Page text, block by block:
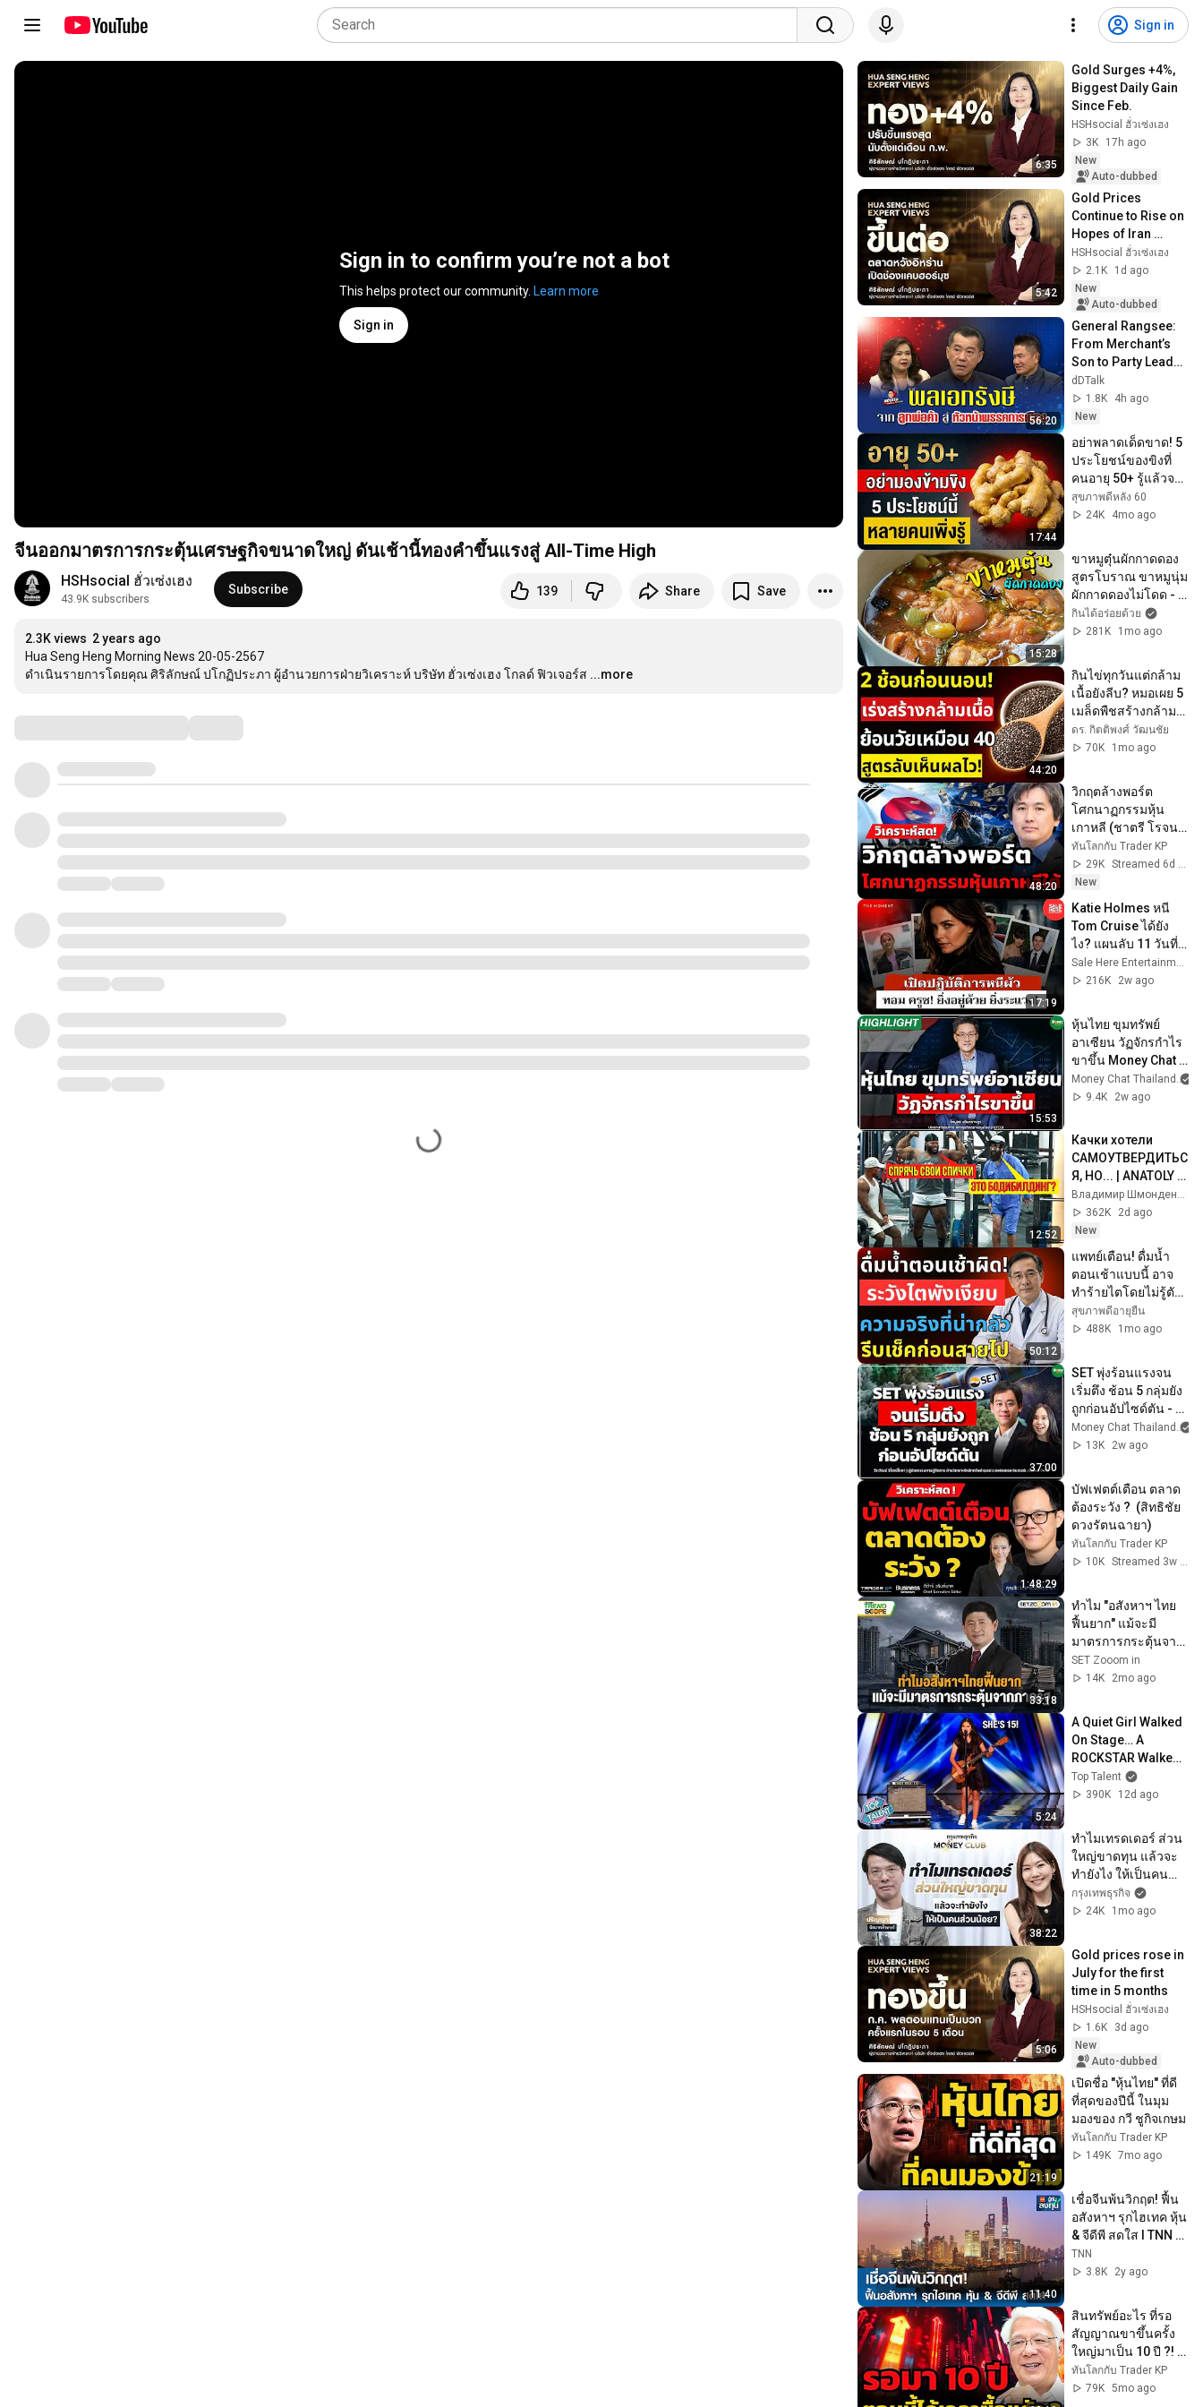
Sign in
Sign in to confirm you’re not a bot
This helps protect our community. Learn more
Sign in
จีนออกมาตรการกระตุ้นเศรษฐกิจขนาดใหญ่ ดันเช้านี้ทองคำขึ้นแรงสู่ All-Time High
HSHsocial ฮั่วเซ่งเฮง
43.9K subscribers
Subscribe 139 Share Save
2.3K views 2 years ago
Hua Seng Heng Morning News 20-05-2567
ดำเนินรายการโดยคุณ ศิริลักษณ์ ปโกฏิประภา ผู้อำนวยการฝ่ายวิเคราะห์ บริษัท ฮั่วเซ่งเฮง โกลด์ ฟิวเจอร์ส ...more
6:35
Gold Surges +4%,
Biggest Daily Gain
Since Feb.
HSHsocial ฮั่วเซ่งเฮง
3K
17h ago
New
Auto-dubbed
5:42
Gold Prices
Continue to Rise on
Hopes of Iran
Opening the Strait
of Hormuz
HSHsocial ฮั่วเซ่งเฮง
2.1K
1d ago
New
Auto-dubbed
56:20
General Rangsee:
From Merchant’s
Son to Party Leader
| Taemtor Special
EP. 28
dDTalk
1.8K
4h ago
New
17:44
อย่าพลาดเด็ดขาด! 5
ประโยชน์ของขิงที่
คนอายุ 50+ รู้แล้วจะ
เสียใจที่รู้ช้า
สุขภาพดีหลัง 60
24K
4mo ago
15:28
ขาหมูตุ๋นผักกาดดอง
สูตรโบราณ ขาหมูนุ่ม
ผักกาดดองไม่โดด -
Stewed Pork Leg l
กินได้อร่อยด้วย
กินได้อร่อยด้วย
281K
1mo ago
44:20
กินไข่ทุกวันแต่กล้าม
เนื้อยังลีบ? หมอเผย 5
เมล็ดพืชสร้างกล้าม
เนื้อ ดีกว่าไข่ ผู้สูงอายุ
ต้องรู้ด่วน
ดร. กิตติพงศ์ วัฒนชัย
70K
1mo ago
48:20
วิกฤตล้างพอร์ต
โศกนาฏกรรมหุ้น
เกาหลี (ชาตรี โรจน
อาภา)
ทันโลกกับ Trader KP
29K
New
17:19
Katie Holmes หนี
Tom Cruise ได้ยัง
ไง? แผนลับ 11 วันที่
โลกช็อก : The
Moment
216K
2w ago
15:53
หุ้นไทย ขุมทรัพย์
อาเซียน วัฏจักรกำไร
ขาขึ้น Money Chat I
ไพบูลย์ นลินทรางกูรMoney Chat Thailand
9.4K
2w ago
12:52
Качки хотели
САМОУТВЕРДИТЬС
Я, НО... | ANATOLY
Gym Prank
Владимир Шмонденко
362K
2d ago
New
50:12
แพทย์เตือน! ดื่มน้ำ
ตอนเช้าแบบนี้ อาจ
ทำร้ายไตโดยไม่รู้ตัว
ผู้สูงวัยต้องระวัง |
สุขภาพดีอายุยืน
สุขภาพดีอายุยืน
488K
1mo ago
37:00
SET พุ่งร้อนแรงจน
เริ่มตึง ช้อน 5 กลุ่มยัง
ถูกก่อนอัปไซด์ตัน -
Money chat | วีระ
วัฒน์ วิโรจน์โภคา
Money Chat Thailand
13K
2w ago
1:48:29
บัฟเฟตต์เตือน ตลาด
ต้องระวัง ?  (สิทธิชัย
ดวงรัตนฉายา)
ทันโลกกับ Trader KP
10K
Streamed 3w ago
33:18
ทำไม "อสังหาฯ ไทย
ฟื้นยาก" แม้จะมี
มาตรการกระตุ้นจาก
ภาครัฐ | Industry
Trend Scope
SET Zooom in
14K
2mo ago
5:24
A Quiet Girl Walked
On Stage… A
ROCKSTAR Walked
Off!
Top Talent
390K
12d ago
38:22
ทำไมเทรดเดอร์ ส่วน
ใหญ่ขาดทุน แล้วจะ
ทำยังไง ให้เป็นคน
ส่วนน้อย? | Money
Club
กรุงเทพธุรกิจ
24K
1mo ago
5:06
Gold prices rose in
July for the first
time in 5 months
HSHsocial ฮั่วเซ่งเฮง
1.6K
3d ago
New
Auto-dubbed
21:19
เปิดชื่อ "หุ้นไทย" ที่ดี
ที่สุดของปีนี้ ในมุม
มองของ กวี ชูกิจเกษม
ทันโลกกับ Trader KP
149K 7mo ago
11:40
เชื่อจีนพ้นวิกฤต! ฟื้น
อสังหาฯ รุกไฮเทค หุ้น
& จีดีพี สดใส I TNN
รู้ทันลงทุน I 27-05-
67
TNN
3.8K
2y ago
สินทรัพย์อะไร ที่รอ
สัญญาณขาขึ้นครั้ง
ใหญ่มาเป็น 10 ปี ?!
(ลุงโฉลก)
ทันโลกกับ Trader KP
79K 5mo ago